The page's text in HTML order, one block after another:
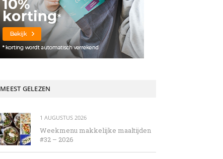
MEEST GELEZEN
1 AUGUSTUS 2026
Weekmenu makkelijke maaltijden
#32 – 2026